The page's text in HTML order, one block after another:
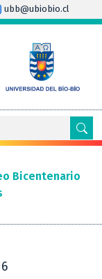
ubb@ubiobio.cl
Bicentenario